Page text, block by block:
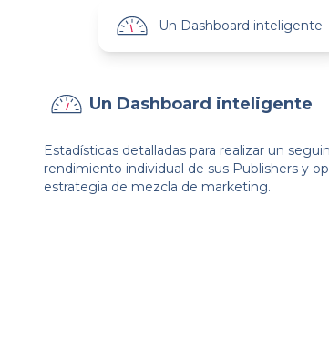
Un Dashboard inteligente
Un Dashboard inteligente
Estadísticas detalladas para realizar un
rendimiento individual de sus Publishers y
estrategia de mezcla de marketing.